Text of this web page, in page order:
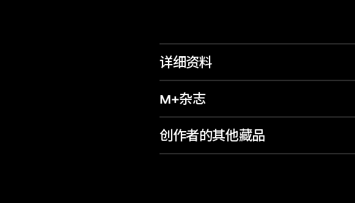
详细资料
M+杂志
创作者的其他藏品